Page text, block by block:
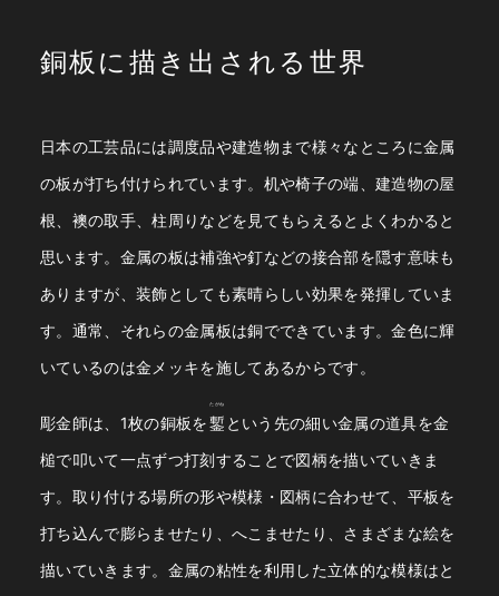
銅板に描き出される世界
日本の工芸品には調度品や建造物まで様々なところに金属
の板が打ち付けられています。机や椅子の端、建造物の屋
根、襖の取手、柱周りなどを見てもらえるとよくわかると
思います。金属の板は補強や釘などの接合部を隠す意味も
ありますが、装飾としても素晴らしい効果を発揮していま
す。通常、それらの金属板は銅でできています。金色に輝
いているのは金メッキを施してあるからです。
彫金師は、1枚の銅板を鏨
たがね
という先の細い金属の道具を金
槌で叩いて一点ずつ打刻することで図柄を描いていきま
す。取り付ける場所の形や模様・図柄に合わせて、平板を
打ち込んで膨らませたり、へこませたり、さまざまな絵を
描いていきます。金属の粘性を利用した立体的な模様はと